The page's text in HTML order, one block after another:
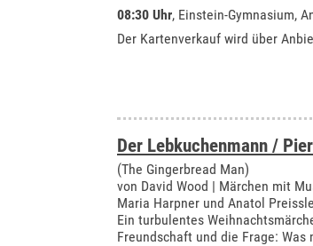
08:30 Uhr, Einstein-Gymnasium,
Der Kartenverkauf wird über
Der Lebkuchenmann /
(The Gingerbread Man)
von David Wood | Märchen mit
Maria Harpner und Anatol
Ein turbulentes
Freundschaft und die Frage: